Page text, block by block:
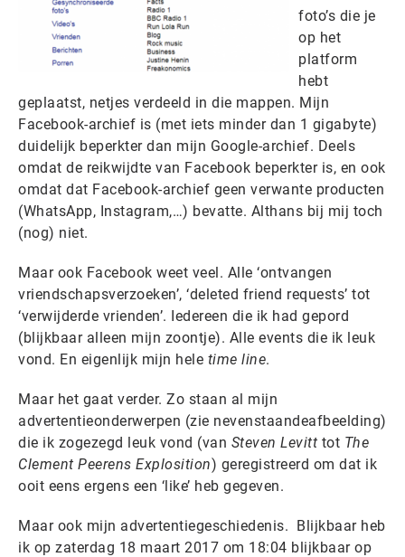
foto’s die je
op het
platform
hebt
geplaatst, netjes verdeeld in die mappen. Mijn
Facebook-archief is (met iets minder dan 1 gigabyte)
duidelijk beperkter dan mijn Google-archief. Deels
omdat de reikwijdte van Facebook beperkter is, en ook
omdat dat Facebook-archief geen verwante producten
(WhatsApp, Instagram,…) bevatte. Althans bij mij toch
(nog) niet.
Maar ook Facebook weet veel. Alle ‘ontvangen
vriendschapsverzoeken’, ‘deleted friend requests’ tot
‘verwijderde vrienden’. Iedereen die ik had gepord
(blijkbaar alleen mijn zoontje). Alle events die ik leuk
vond. En eigenlijk mijn hele time line.
Maar het gaat verder. Zo staan al mijn
advertentieonderwerpen (zie nevenstaandeafbeelding)
die ik zogezegd leuk vond (van Steven Levitt tot The
Clement Peerens Explosition) geregistreerd om dat ik
ooit eens ergens een ‘like’ heb gegeven.
Maar ook mijn advertentiegeschiedenis. Blijkbaar heb
ik op zaterdag 18 maart 2017 om 18:04 blijkbaar op